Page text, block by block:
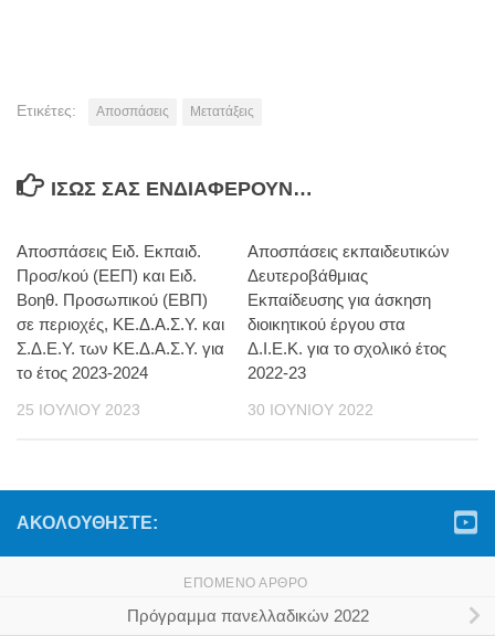
Ετικέτες: Αποσπάσεις Μετατάξεις
ΊΣΩΣ ΣΑΣ ΕΝΔΙΑΦΈΡΟΥΝ…
Αποσπάσεις Ειδ. Εκπαιδ.
Προσ/κού (ΕΕΠ) και Ειδ.
Βοηθ. Προσωπικού (ΕΒΠ)
σε περιοχές, ΚΕ.Δ.Α.Σ.Υ. και
Σ.Δ.Ε.Υ. των ΚΕ.Δ.Α.Σ.Υ. για
το έτος 2023-2024
25 ΙΟΥΛΊΟΥ 2023
Αποσπάσεις εκπαιδευτικών
Δευτεροβάθμιας
Εκπαίδευσης για άσκηση
διοικητικού έργου στα
Δ.Ι.Ε.Κ. για το σχολικό έτος
2022-23
30 ΙΟΥΝΊΟΥ 2022
ΑΚΟΛΟΥΘΉΣΤΕ:
ΕΠΌΜΕΝΟ ΆΡΘΡΟ
Πρόγραμμα πανελλαδικών 2022